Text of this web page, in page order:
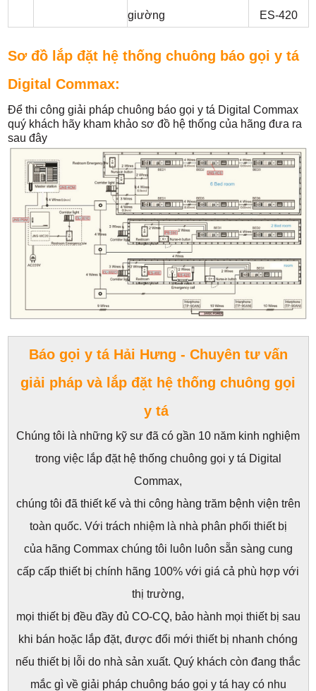
giường
Sơ đồ lắp đặt hệ thống chuông báo gọi y tá
Digital Commax:
Để thi công giải pháp chuông báo gọi y tá Digital Commax
quý khách hãy kham khảo sơ đồ hệ thống của hãng đưa ra
sau đây
Báo gọi y tá Hải Hưng - Chuyên tư vấn
giải pháp và lắp đặt hệ thống chuông gọi
y tá
Chúng tôi là những kỹ sư đã có gần 10 năm kinh nghiệm
trong việc lắp đặt hệ thống chuông gọi y tá Digital
Commax,
chúng tôi đã thiết kế và thi công hàng trăm bệnh viện trên
toàn quốc. Với trách nhiệm là nhà phân phối thiết bị
của hãng Commax chúng tôi luôn luôn sẵn sàng cung
cấp cấp thiết bị chính hãng 100% với giá cả phù hợp với
thị trường,
mọi thiết bị đều đầy đủ CO-CQ, bảo hành mọi thiết bị sau
khi bán hoặc lắp đặt, được đổi mới thiết bị nhanh chóng
nếu thiết bị lỗi do nhà sản xuất. Quý khách còn đang thắc
mắc gì về giải pháp chuông báo gọi y tá hay có nhu